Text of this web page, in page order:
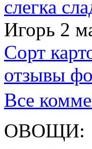
слегка
Игорь 2
Сорт
отзывы
Все
ОВОЩИ: